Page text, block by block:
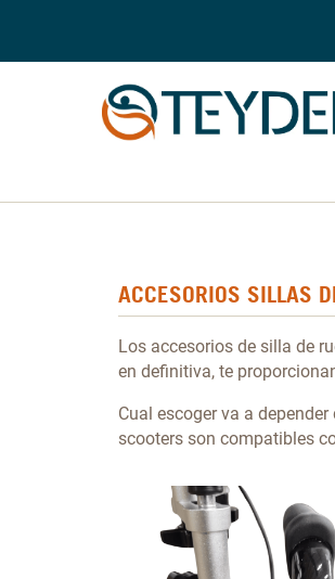
ACCESORIOS SILLAS
Los accesorios de silla de
en definitiva, te
Cual escoger va a
scooters son compatibles